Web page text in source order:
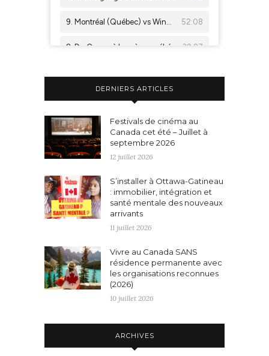
DERNIERS ARTICLES
Festivals de cinéma au
Canada cet été – Juillet à
septembre 2026
12 juillet 2026
S’installer à Ottawa-Gatineau
: immobilier, intégration et
santé mentale des nouveaux
arrivants
11 juillet 2026
Vivre au Canada SANS
résidence permanente avec
les organisations reconnues
(2026)
10 juillet 2026
ARCHIVES